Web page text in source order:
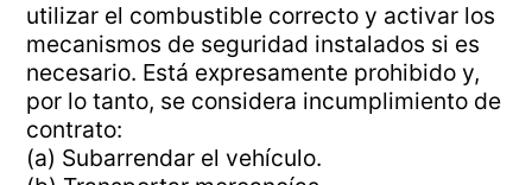
utilizar el combustible correcto y activar los
mecanismos de seguridad instalados si es
necesario. Está expresamente prohibido y,
por lo tanto, se considera incumplimiento de
contrato:
(a) Subarrendar el vehículo.